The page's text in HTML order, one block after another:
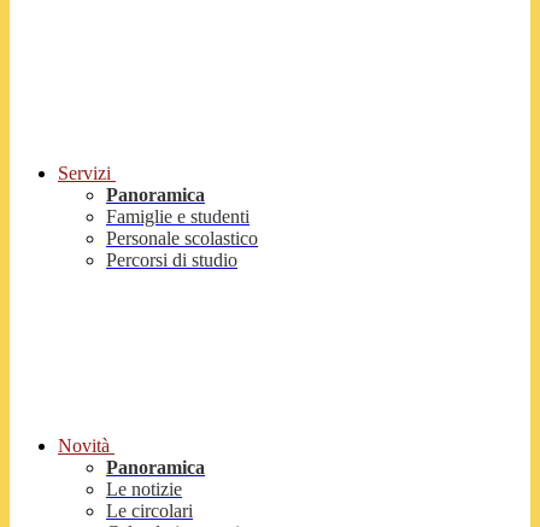
Servizi
Panoramica
Famiglie e studenti
Personale scolastico
Percorsi di studio
Novità
Panoramica
Le notizie
Le circolari